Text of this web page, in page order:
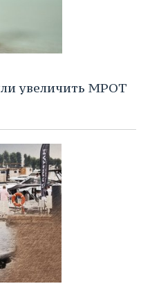
увеличить МРОТ